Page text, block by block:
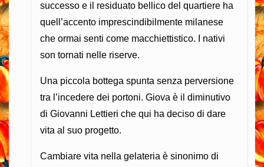
successo e il residuato bellico del quartiere ha
quell’accento imprescindibilmente milanese
che ormai senti come macchiettistico. I nativi
son tornati nelle riserve.
Una piccola bottega spunta senza perversione
tra l’incedere dei portoni. Giova è il diminutivo
di Giovanni Lettieri che qui ha deciso di dare
vita al suo progetto.
Cambiare vita nella gelateria è sinonimo di